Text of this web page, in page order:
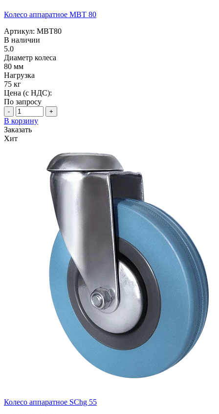
Колесо аппаратное MBT 80
Артикул: MBT80
В наличии
5.0
Диаметр колеса
80 мм
Нагрузка
75 кг
Цена (с НДС):
По запросу
- +
В корзину
Заказать
Хит
Колесо аппаратное SChg 55